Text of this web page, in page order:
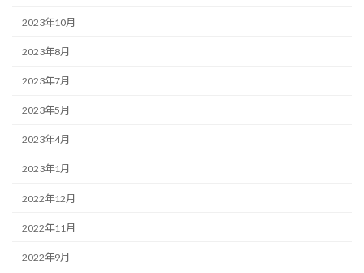
2023年10月
2023年8月
2023年7月
2023年5月
2023年4月
2023年1月
2022年12月
2022年11月
2022年9月